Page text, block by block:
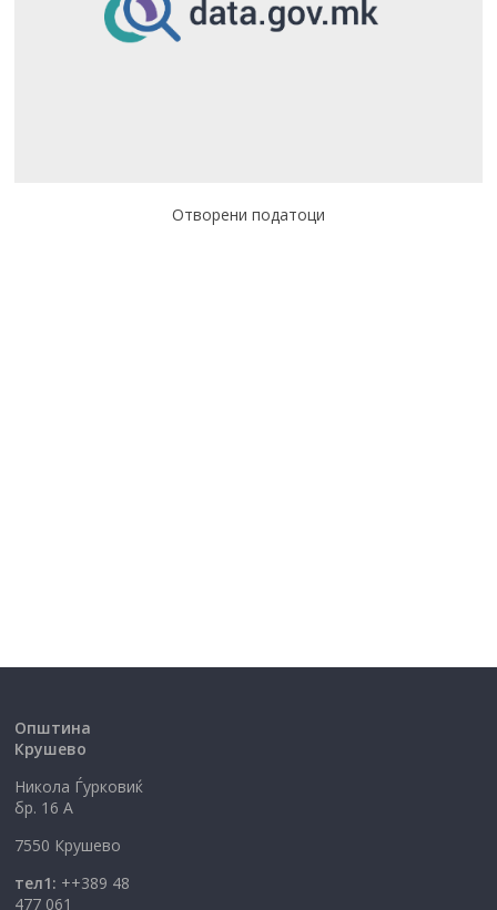
Отворени податоци
Општина
Крушево
Никола Ѓурковиќ
бр. 16 А
7550 Крушево
тел1: ++389 48
477 061